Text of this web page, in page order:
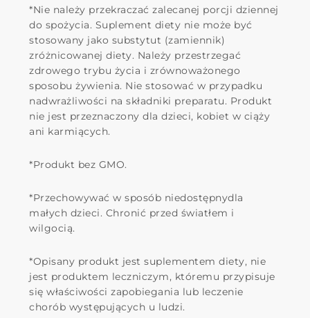
*Nie należy przekraczać zalecanej porcji dziennej
do spożycia. Suplement diety nie może być
stosowany jako substytut (zamiennik)
zróżnicowanej diety. Należy przestrzegać
zdrowego trybu życia i zrównoważonego
sposobu żywienia. Nie stosować w przypadku
nadwrażliwości na składniki preparatu. Produkt
nie jest przeznaczony dla dzieci, kobiet w ciąży
ani karmiących.
*Produkt bez GMO.
*Przechowywać w sposób niedostępnydla
małych dzieci. Chronić przed światłem i
wilgocią.
*Opisany produkt jest suplementem diety, nie
jest produktem leczniczym, któremu przypisuje
się właściwości zapobiegania lub leczenie
chorób występujących u ludzi.